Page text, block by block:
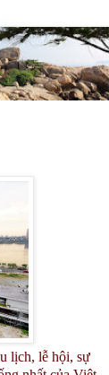
lịch, lễ hội, sự